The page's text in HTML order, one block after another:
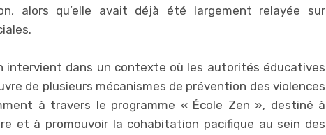
alors qu’elle avait déjà été largement relayée sur
dans un contexte où les autorités éducatives
de plusieurs mécanismes de prévention des violences
à travers le programme « École Zen », destiné à
et à promouvoir la cohabitation pacifique au sein des